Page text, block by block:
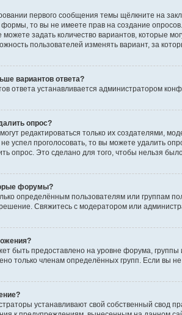
первого сообщения темы щёлкните на
то вы не имеете прав на создание
можете задать количество вариантов, которые
пользователей изменять вариант, за
вариантов ответа?
ответа устанавливается администратором
опрос?
редактироваться только их создателями,
успел проголосовать, то вы можете удалить
опрос. Это сделано для того, чтобы нельзя
форумы?
определённым пользователям или группам
Свяжитесь с модератором или
быть предоставлено на уровне форума,
только членам определённых групп. Если вы
устанавливают свой собственный свод